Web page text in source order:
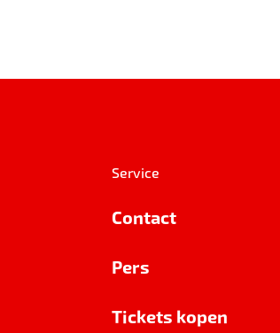
Service
Contact
Pers
Tickets kopen